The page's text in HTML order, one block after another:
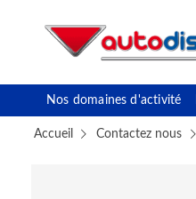
Nos domaines d'activité
Accueil Contactez nous